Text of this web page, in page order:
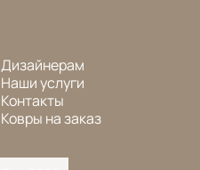
Дизайнерам
Наши услуги
Контакты
Ковры на заказ